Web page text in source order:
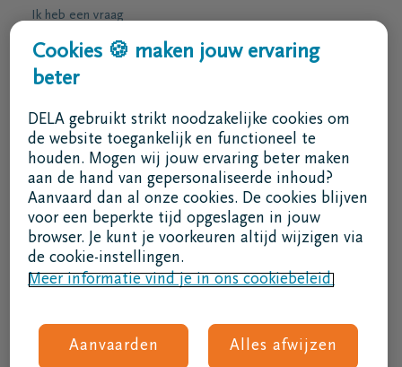
Ik heb een vraag
Ik wens een afspraak
Ik wens een brochure per post
ma - vr 8u30 -17u
Ik ben een bemiddelaar
Aanmelden in DELAconnect
Ik ben een leverancier
MVO code
Cookies 🍪 maken jouw ervaring
beter
DELA gebruikt strikt noodzakelijke cookies om
de website toegankelijk en functioneel te
houden. Mogen wij jouw ervaring beter maken
aan de hand van gepersonaliseerde inhoud?
Aanvaard dan al onze cookies. De cookies blijven
voor een beperkte tijd opgeslagen in jouw
browser. Je kunt je voorkeuren altijd wijzigen via
de cookie-instellingen.
Meer informatie vind je in ons cookiebeleid.
Aanvaarden Alles afwijzen